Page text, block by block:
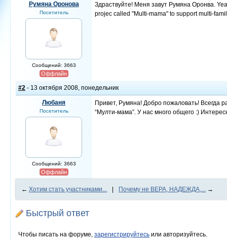
Румяна Оронова
Посетитель
Сообщений: 3663
Оффлайн
Здраствуйте! Меня завут Румяна Оронва.
projec called "Multi-mama" to support multi-
#2 - 13 октября 2008, понедельник
Любаня
Посетитель
Сообщений: 3663
Оффлайн
Привет, Румяна! Добро пожаловать! Всегда
“Мулти-мама”. У нас много общего :)
← Хотим стать участниками... Почему не ВЕРА, НАДЕЖДА,... →
Быстрый ответ
Чтобы писать на форуме, зарегистрируйтесь или авторизуйтесь.